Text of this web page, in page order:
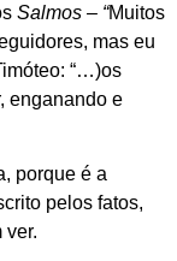
Salmos – “Muitos
mas eu
“…)os
enganando e
porque é a
pelos fatos,
ver.